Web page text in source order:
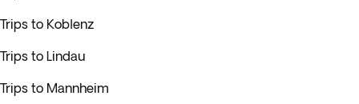
Trips to Koblenz
Trips to Lindau
Trips to Mannheim